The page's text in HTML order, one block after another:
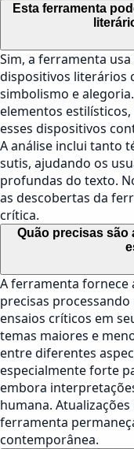
Esta ferramenta
Sim, a ferramenta
dispositivos literários
simbolismo e
elementos
esses dispositivos
A análise inclui tanto
sutis, ajudando os
profundas do texto.
as descobertas da
crítica.
Quão precisas são
A ferramenta fornece
precisas
ensaios críticos em
temas maiores e
entre diferentes
especialmente forte
embora
humana.
ferramenta
contemporânea.